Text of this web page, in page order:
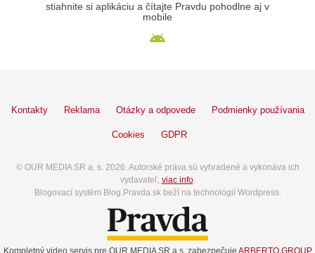
stiahnite si aplikáciu a čítajte Pravdu pohodlne aj v
mobile
Kontakty Reklama Otázky a odpovede Podmienky používania
Cookies GDPR
© OUR MEDIA SR a. s. 2026. Autorské práva sú vyhradené a vykonáva ich
vydavateľ, viac info.
Blogovací systém Blog.Pravda.sk beží na technológií Wordpress.
Kompletný video servis pre OUR MEDIA SR a.s. zabezpečuje ARBERTO GROUP